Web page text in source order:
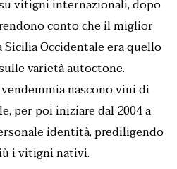
vitigni internazionali, dopo
conto che il miglior
Occidentale era quello
varietà autoctone.
nascono vini di
per poi iniziare dal 2004 a
identità, prediligendo
i vitigni nativi.